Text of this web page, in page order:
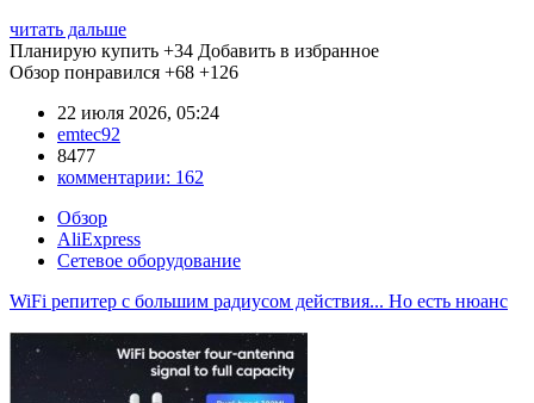
читать дальше
Планирую купить +34 Добавить в избранное
Обзор понравился +68 +126
22 июля 2026, 05:24
emtec92
8477
комментарии: 162
Обзор
AliExpress
Сетевое оборудование
WiFi репитер с большим радиусом действия... Но есть нюанс